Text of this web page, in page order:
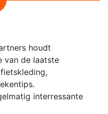
houdt
van de laatste
interressante